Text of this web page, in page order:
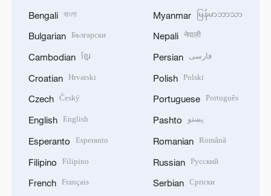
Bengali বাংলা
Bulgarian Български
Cambodian ខ្មែរ
Croatian Hrvatski
Czech Český
English English
Esperanto Esperanto
Filipino Filipino
French Français
Myanmar မြန်မာဘာသာ
Nepali नेपाली
Persian فارسی
Polish Polski
Portuguese Português
Pashto پښتو
Romanian Română
Russian Русский
Serbian Српски